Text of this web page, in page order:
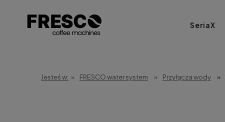
SeriaX
Jesteś w: » FRESCO water system » Przyłącza wody »